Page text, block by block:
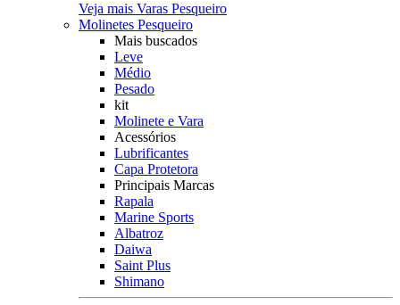
Veja mais Varas Pesqueiro
Molinetes Pesqueiro
Mais buscados
Leve
Médio
Pesado
kit
Molinete e Vara
Acessórios
Lubrificantes
Capa Protetora
Principais Marcas
Rapala
Marine Sports
Albatroz
Daiwa
Saint Plus
Shimano